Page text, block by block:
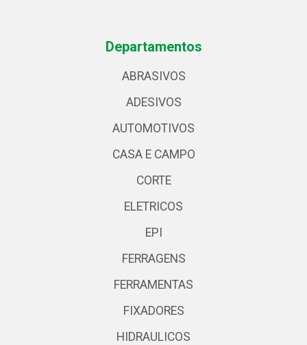
Departamentos
ABRASIVOS
ADESIVOS
AUTOMOTIVOS
CASA E CAMPO
CORTE
ELETRICOS
EPI
FERRAGENS
FERRAMENTAS
FIXADORES
HIDRAULICOS